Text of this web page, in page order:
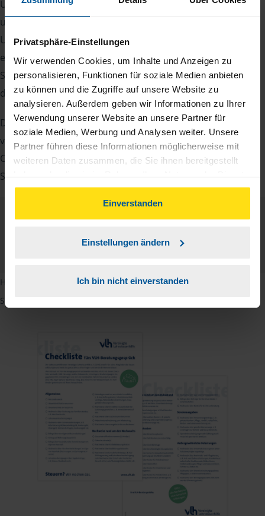
Privatsphäre-Einstellungen
Wir verwenden Cookies, um Inhalte und Anzeigen zu
personalisieren, Funktionen für soziale Medien anbieten
zu können und die Zugriffe auf unsere Website zu
analysieren. Außerdem geben wir Informationen zu Ihrer
Verwendung unserer Website an unsere Partner für
soziale Medien, Werbung und Analysen weiter. Unsere
Partner führen diese Informationen möglicherweise mit
weiteren Daten zusammen, die Sie ihnen bereitgestellt
haben oder die sie im Rahmen Ihrer Nutzung der Dienste
gesammelt haben. Indem Sie auf Einverstanden klicken,
können Sie der Verwendung von Cookies, gemäß
unserer➔ Datenschutzrichtliniezustimmen.
Einverstanden
Einstellungen ändern
Ich bin nicht einverstanden
Um Ihre Steuererklärung erstellen zu können, benötigen
unsere Beraterinnen und Berater eine Reihe von
Unterlagen von Ihnen. Dazu gehört beispielsweise die
elektronische Lohnsteuerbescheinigung, Ihre
Steueridentifikationsnummer, der Rentenbescheid oder
die Bescheinigung über das Kindergeld.
Damit Sie sich gut vorbereiten können und keinen der
vielen Nachweise vergessen, stellen wir Ihnen hier eine
Checkliste für Arbeitnehmer, Beamte, Auszubildende und
Studenten sowie Rentner zur Verfügung.
Checkliste
Hinweis: Übersetzungen in mehreren Sprachen finden Sie, wenn
Sie auf den Pfeil neben der Sprache Deutsch klicken.